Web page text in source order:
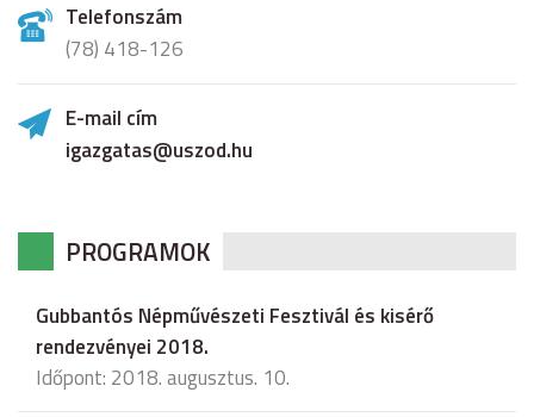
Telefonszám
(78) 418-126
E-mail cím
igazgatas@uszod.hu
PROGRAMOK
Gubbantós Népművészeti Fesztivál és kisérő
rendezvényei 2018.
Időpont: 2018. augusztus. 10.